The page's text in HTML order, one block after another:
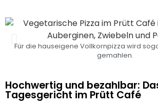
Für die hauseigene Vollkornpizza wird
gemahlen.
Hochwertig und bezahlbar:
Tagesgericht im Prütt Café